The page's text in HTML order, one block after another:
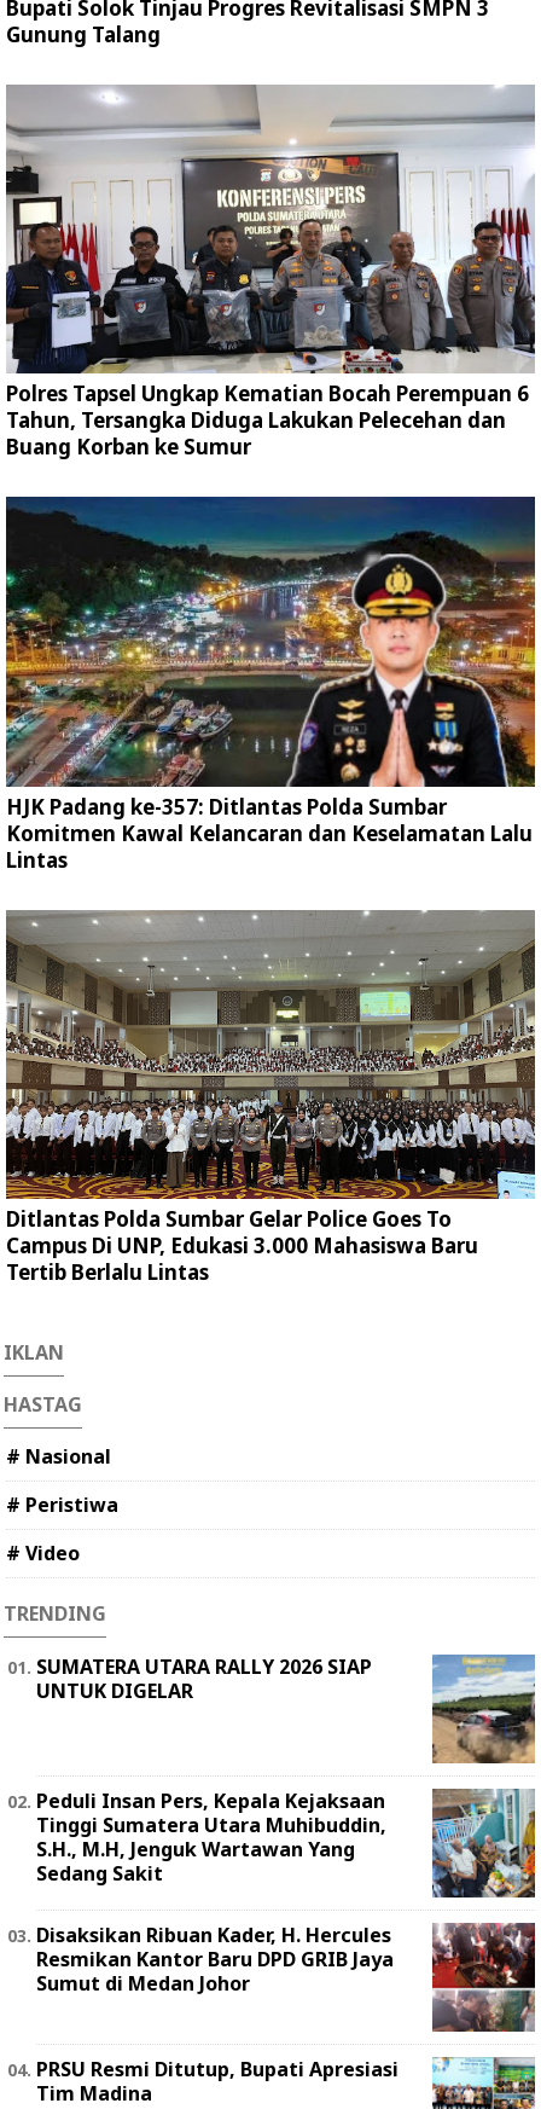
Bupati Solok Tinjau Progres Revitalisasi SMPN 3
Gunung Talang
Polres Tapsel Ungkap Kematian Bocah Perempuan 6
Tahun, Tersangka Diduga Lakukan Pelecehan dan
Buang Korban ke Sumur
HJK Padang ke-357: Ditlantas Polda Sumbar
Komitmen Kawal Kelancaran dan Keselamatan Lalu
Lintas
Ditlantas Polda Sumbar Gelar Police Goes To
Campus Di UNP, Edukasi 3.000 Mahasiswa Baru
Tertib Berlalu Lintas
IKLAN
HASTAG
# Nasional
# Peristiwa
# Video
TRENDING
SUMATERA UTARA RALLY 2026 SIAP
UNTUK DIGELAR
Peduli Insan Pers, Kepala Kejaksaan
Tinggi Sumatera Utara Muhibuddin,
S.H., M.H, Jenguk Wartawan Yang
Sedang Sakit
Disaksikan Ribuan Kader, H. Hercules
Resmikan Kantor Baru DPD GRIB Jaya
Sumut di Medan Johor
PRSU Resmi Ditutup, Bupati Apresiasi
Tim Madina